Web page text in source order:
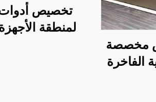
مخصصة
الفاخرة
تخصيص
لمنطقة